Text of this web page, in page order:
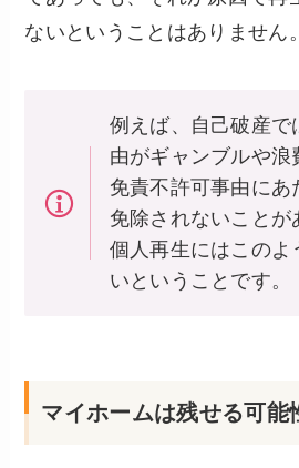
ないということはありません。
例えば、自己破産で
由がギャンブルや浪
免責不許可事由にあ
免除されないことが
個人再生にはこのよ
いということです。
マイホームは残せる可能